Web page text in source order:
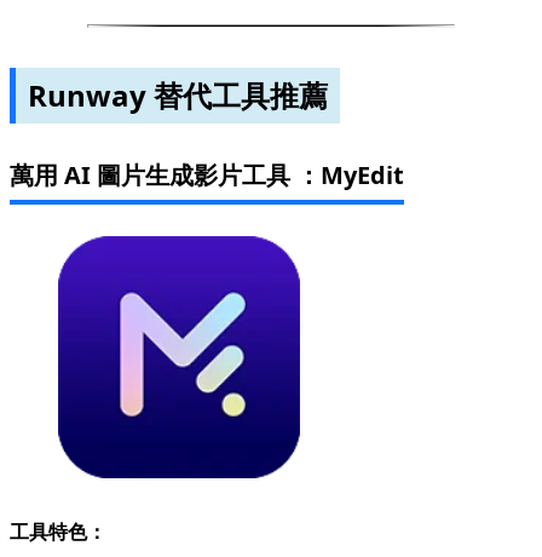
Runway 替代工具推薦
萬用 AI 圖片生成影片工具 ：MyEdit
工具特色：